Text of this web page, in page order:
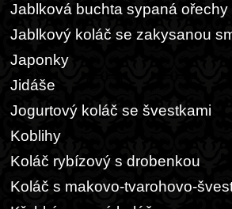
Jablková buchta sypaná ořechy
Jablkový koláč se zakysanou
Japonky
Jidáše
Jogurtový koláč se švestkami
Koblihy
Koláč rybízový s drobenkou
Koláč s makovo-tvarohovo-